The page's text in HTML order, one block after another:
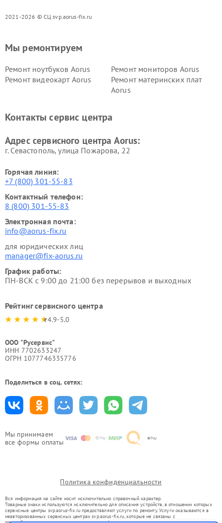
2021-2026 © СЦ svp.aorus-fix.ru
Мы принимаем
все формы оплаты
Мы ремонтируем
Ремонт ноутбуков Aorus
Ремонт мониторов Aorus
Ремонт видеокарт Aorus
Ремонт материнских плат
Aorus
Контакты сервис центра
Адрес сервисного центра Aorus:
г. Севастополь, улица Пожарова, 22
Горячая линия:
+7 (800) 301-55-83
Контактный телефон:
8 (800) 301-55-83
Электронная почта:
info@aorus-fix.ru
для юридических лиц
manager@fix-aorus.ru
График работы:
ПН-ВСК с 9:00 до 21:00 без перерывов и выходных
Рейтинг сервисного центра
4.9-5.0
ООО "Русервис"
ИНН 7702633247
ОГРН 1077746335776
Поделиться в соц. сетях:
Политика конфиденциальности
Вся информация на сайте носит исключительно справочный характер.
Товарные знаки используются исключительно для описания устройств, в отношении которых
сервисные центры svp.aorus-fix.ru предоставляют услуги по ремонту. Услуги оказываются в
неавторизованных сервисных центрах svp.aorus-fix.ru, которые не связаны с